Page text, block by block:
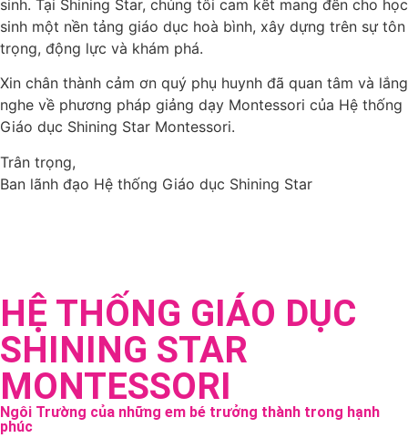
sinh. Tại Shining Star, chúng tôi cam kết mang đến cho học
sinh một nền tảng giáo dục hoà bình, xây dựng trên sự tôn
trọng, động lực và khám phá.
Xin chân thành cảm ơn quý phụ huynh đã quan tâm và lắng
nghe về phương pháp giảng dạy Montessori của Hệ thống
Giáo dục Shining Star Montessori.
Trân trọng,
Ban lãnh đạo Hệ thống Giáo dục Shining Star
HỆ THỐNG GIÁO DỤC
SHINING STAR
MONTESSORI
Ngôi Trường của những em bé trưởng thành trong hạnh
phúc